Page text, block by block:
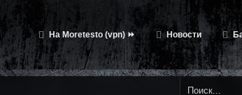
На Moretesto (vpn) ⏩ Новости